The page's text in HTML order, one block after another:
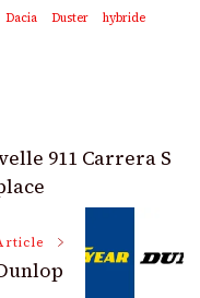
Dacia Duster
hybride
911 Carrera S